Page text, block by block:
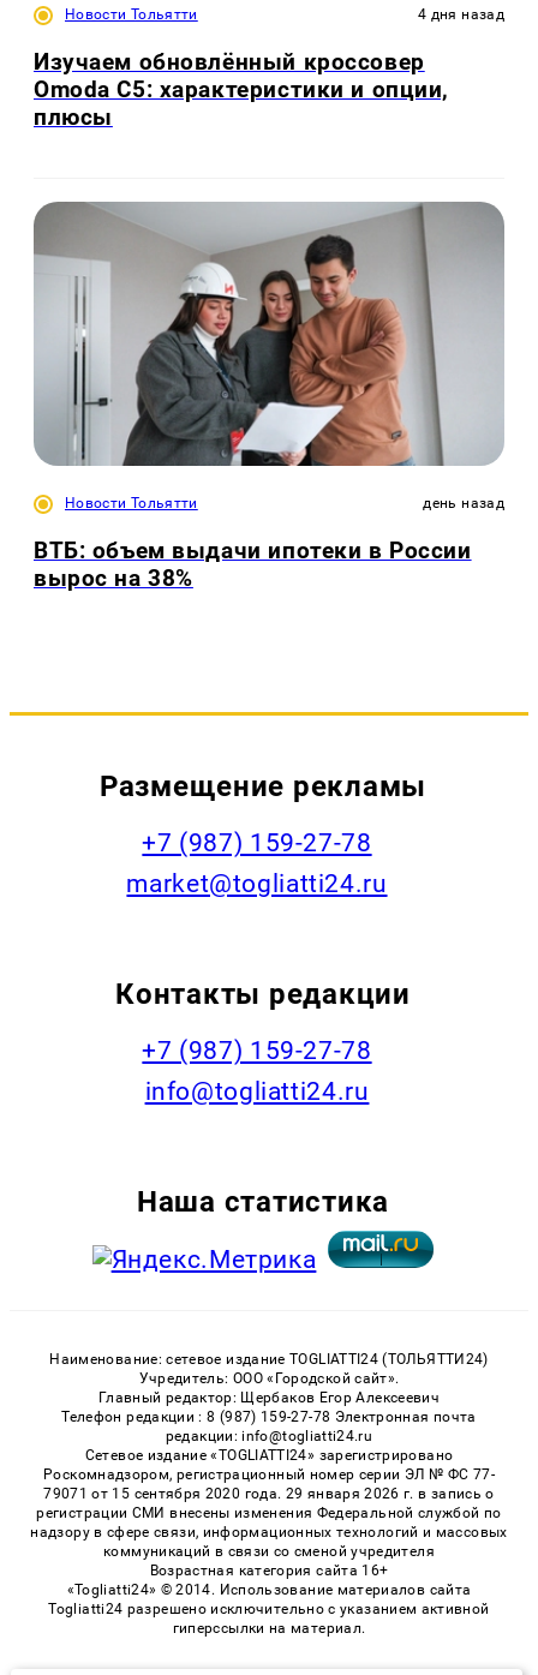
Новости Тольятти 4 дня назад
Изучаем обновлённый кроссовер
Omoda C5: характеристики и опции,
плюсы
Новости Тольятти день назад
ВТБ: объем выдачи ипотеки в России
вырос на 38%
Размещение рекламы
+7 (987) 159-27-78
market@togliatti24.ru
Контакты редакции
+7 (987) 159-27-78
info@togliatti24.ru
Наша статистика
Наименование: сетевое издание TOGLIATTI24 (ТОЛЬЯТТИ24)
Учредитель: ООО «Городской сайт».
Главный редактор: Щербаков Егор Алексеевич
Телефон редакции : 8 (987) 159-27-78 Электронная почта
редакции: info@togliatti24.ru
Сетевое издание «TOGLIATTI24» зарегистрировано
Роскомнадзором, регистрационный номер серии ЭЛ № ФС 77-
79071 от 15 сентября 2020 года. 29 января 2026 г. в запись о
регистрации СМИ внесены изменения Федеральной службой по
надзору в сфере связи, информационных технологий и массовых
коммуникаций в связи со сменой учредителя
Возрастная категория сайта 16+
«Togliatti24» © 2014. Использование материалов сайта
Togliatti24 разрешено исключительно с указанием активной
гиперссылки на материал.